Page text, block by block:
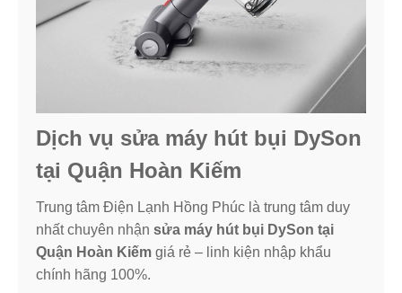
Dịch vụ sửa máy hút bụi DySon
tại Quận Hoàn Kiếm
Trung tâm Điện Lạnh Hồng Phúc là trung tâm duy
nhất chuyên nhận sửa máy hút bụi DySon tại
Quận Hoàn Kiếm giá rẻ – linh kiện nhập khẩu
chính hãng 100%.